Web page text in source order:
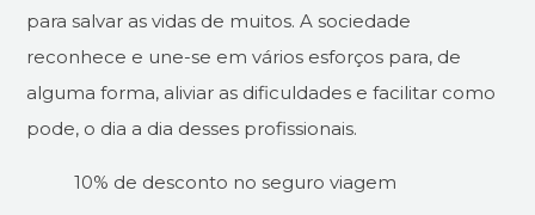
para salvar as vidas de muitos. A sociedade
reconhece e une-se em vários esforços para, de
alguma forma, aliviar as dificuldades e facilitar como
pode, o dia a dia desses profissionais.
10% de desconto no seguro viagem